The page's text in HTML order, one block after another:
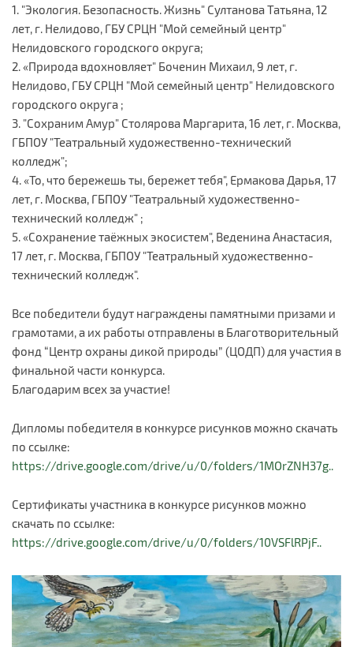
1. "Экология. Безопасность. Жизнь" Султанова Татьяна, 12
лет, г. Нелидово, ГБУ СРЦН "Мой семейный центр"
Нелидовского городского округа;
2. «Природа вдохновляет" Боченин Михаил, 9 лет, г.
Нелидово, ГБУ СРЦН "Мой семейный центр" Нелидовского
городского округа ;
3. "Сохраним Амур" Столярова Маргарита, 16 лет, г. Москва,
ГБПОУ "Театральный художественно-технический
колледж";
4. «То, что бережешь ты, бережет тебя", Ермакова Дарья, 17
лет, г. Москва, ГБПОУ "Театральный художественно-
технический колледж" ;
5. «Сохранение таёжных экосистем", Веденина Анастасия,
17 лет, г. Москва, ГБПОУ "Театральный художественно-
технический колледж".
Все победители будут награждены памятными призами и
грамотами, а их работы отправлены в Благотворительный
фонд “Центр охраны дикой природы” (ЦОДП) для участия в
финальной части конкурса.
Благодарим всех за участие!
Дипломы победителя в конкурсе рисунков можно скачать
по ссылке:
https://drive.google.com/drive/u/0/folders/1MOrZNH37g..
Сертификаты участника в конкурсе рисунков можно
скачать по ссылке:
https://drive.google.com/drive/u/0/folders/10VSFlRPjF..